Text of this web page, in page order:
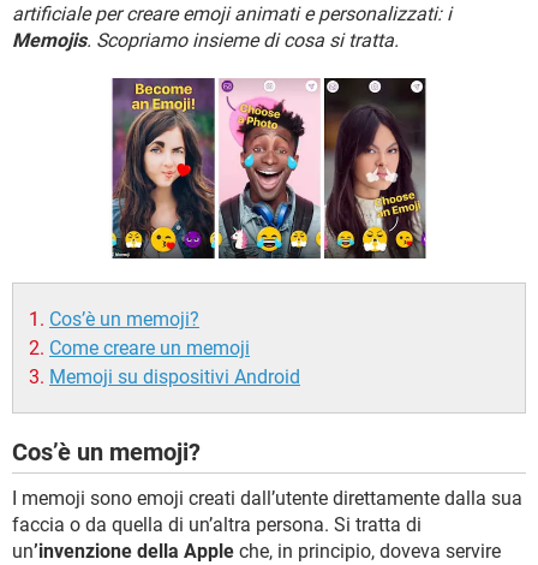
TIKTOK FACEBOOK
HARDWARE
INSTAGRAM WHATSAPP
artificiale per creare emoji animati e personalizzati: i
Memojis. Scopriamo insieme di cosa si tratta.
Cos’è un memoji?
Come creare un memoji
Memoji su dispositivi Android
Cos’è un memoji?
I memoji sono emoji creati dall’utente direttamente dalla sua
faccia o da quella di un’altra persona. Si tratta di
un’invenzione della Apple che, in principio, doveva servire